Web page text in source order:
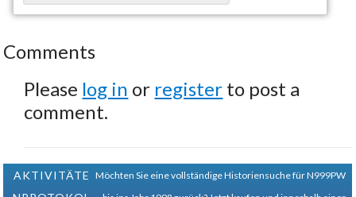
Comments
Please log in or register to post a
comment.
AKTIVITÄTE
Möchten Sie eine vollständige Historiensuche für N999PW